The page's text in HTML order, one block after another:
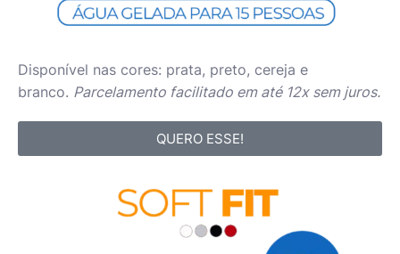
Disponível nas cores: prata, preto, cereja e
branco. Parcelamento facilitado em até 12x sem juros.
QUERO ESSE!